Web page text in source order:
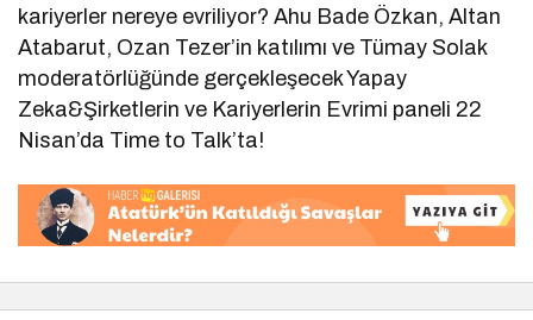
kariyerler nereye evriliyor? Ahu Bade Özkan, Altan
Atabarut, Ozan Tezer’in katılımı ve Tümay Solak
moderatörlüğünde gerçekleşecek Yapay
Zeka&Şirketlerin ve Kariyerlerin Evrimi paneli 22
Nisan’da Time to Talk’ta!